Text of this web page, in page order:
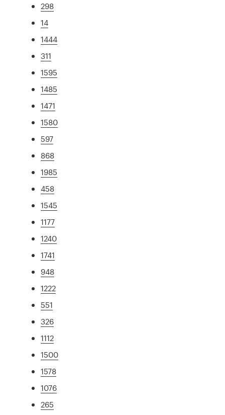
298
14
1444
311
1595
1485
1471
1580
597
868
1985
458
1545
1177
1240
1741
948
1222
551
326
1112
1500
1578
1076
265